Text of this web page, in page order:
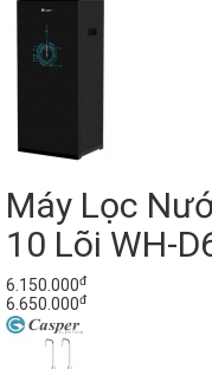
Máy Lọc
10 Lõi WH-
6.150.000đ
6.650.000đ